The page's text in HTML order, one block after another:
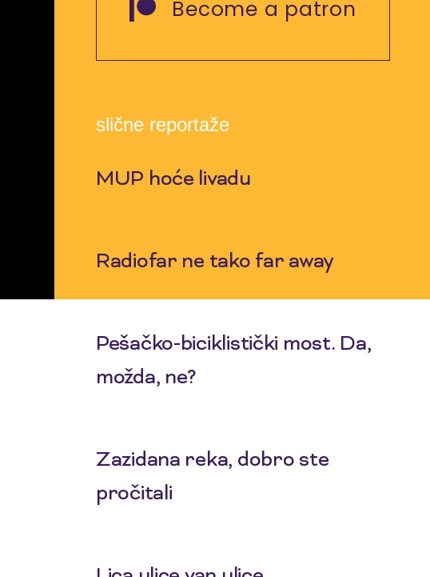
Become a patron
slične reportaže
MUP hoće livadu
Radiofar ne tako far away
Pešačko-biciklistički most. Da,
možda, ne?
Zazidana reka, dobro ste
pročitali